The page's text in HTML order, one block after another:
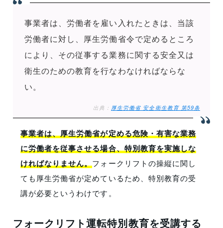
事業者は、労働者を雇い入れたときは、当該
労働者に対し、厚生労働省令で定めるところ
により、その従事する業務に関する安全又は
衛生のための教育を行なわなければならな
い。
出典： 厚生労働省 安全衛生教育 第59条
事業者は、厚生労働省が定める危険・有害な業務
に労働者を従事させる場合、特別教育を実施しな
ければなりません。フォークリフトの操縦に関し
ても厚生労働省が定めているため、特別教育の受
講が必要というわけです。
フォークリフト運転特別教育を受講する